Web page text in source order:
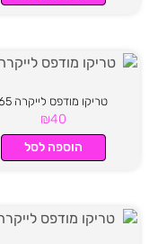
טריקו מודפס לייקרה 65
₪40
הוספה לסל